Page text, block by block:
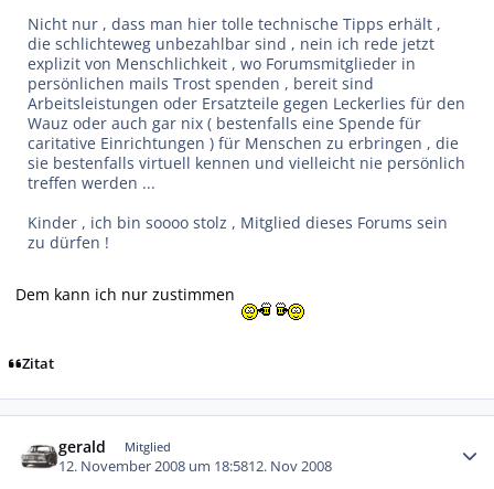
Nicht nur , dass man hier tolle technische Tipps erhält ,
die schlichteweg unbezahlbar sind , nein ich rede jetzt
explizit von Menschlichkeit , wo Forumsmitglieder in
persönlichen mails Trost spenden , bereit sind
Arbeitsleistungen oder Ersatzteile gegen Leckerlies für den
Wauz oder auch gar nix ( bestenfalls eine Spende für
caritative Einrichtungen ) für Menschen zu erbringen , die
sie bestenfalls virtuell kennen und vielleicht nie persönlich
treffen werden ...
Kinder , ich bin soooo stolz , Mitglied dieses Forums sein
zu dürfen !
Dem kann ich nur zustimmen
Zitat
gerald Mitglied
12. November 2008 um 18:5812. Nov 2008